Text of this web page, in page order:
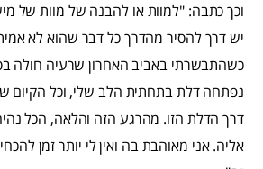
וכך כתבה: "למוות או להבנה של מוות של
יש דרך להסיר מהדרך כל דבר שהוא לא
כשהתבשרתי באביב האחרון שרעיה חולה
נפתחה דלת בתחתית הלב שלי, וכל הקיום
דרך הדלת הזו. מהרגע הזה והלאה, הכל
אליה. אני מאוהבת בה ואין לי יותר זמן